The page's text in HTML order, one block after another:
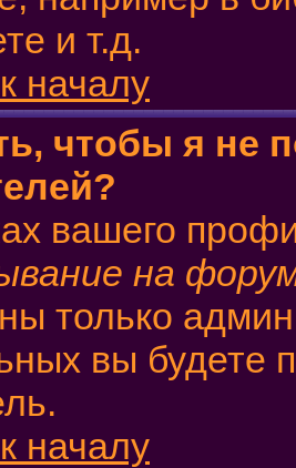
и т.д.
началу
чтобы я не
вашего
на
только
вы будете
началу